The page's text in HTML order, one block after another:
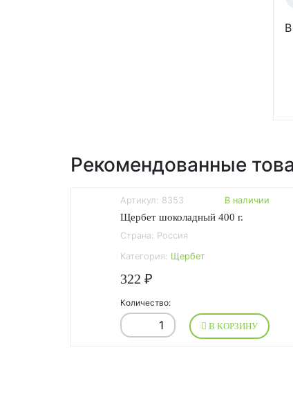
Рекомендованные
Артикул: 8353 В наличии
Щербет шоколадный 400 г.
Страна: Россия
Категория: Щербет
322 ₽
Количество:
В КОРЗИНУ